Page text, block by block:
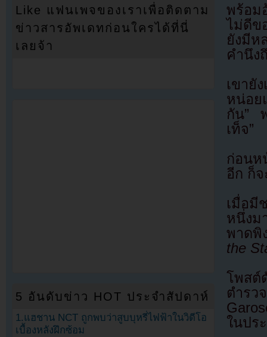
พร้อม
ไม่ดีข
ยังมีห
คำนึง
เขายั
หน่อย
กัน”
เท็จ”
ก่อนห
อีก ก็
เมื่อมี
หนึ่งม
พาดพิ
the
โพสต์
ตำรว
ในปร
Like แฟนเพจของเราเพื่อติดตาม
ข่าวสารอัพเดทก่อนใครได้ที่นี่
เลยจ้า
5 อันดับข่าว HOT ประจำสัปดาห์
1.แฮชาน NCT ถูกพบว่าสูบบุหรี่ไฟฟ้าในวิดีโอ
เบื้องหลังฝึกซ้อม